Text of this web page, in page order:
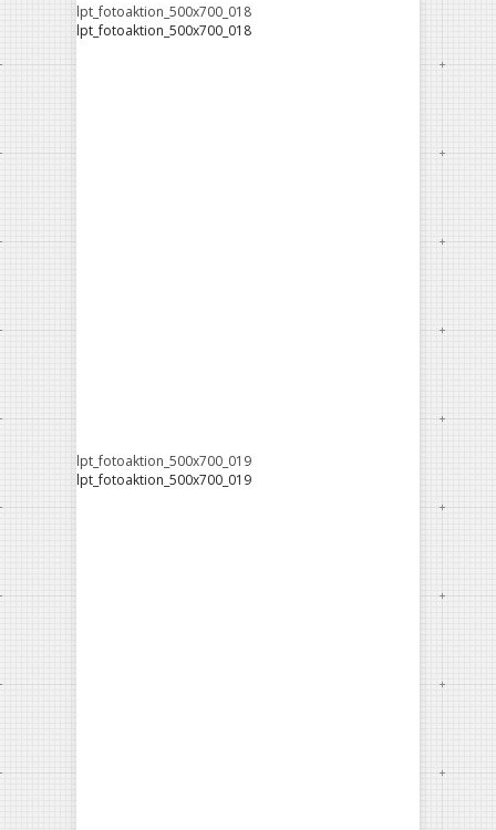
lpt_fotoaktion_500x700_018
lpt_fotoaktion_500x700_018
lpt_fotoaktion_500x700_019
lpt_fotoaktion_500x700_019